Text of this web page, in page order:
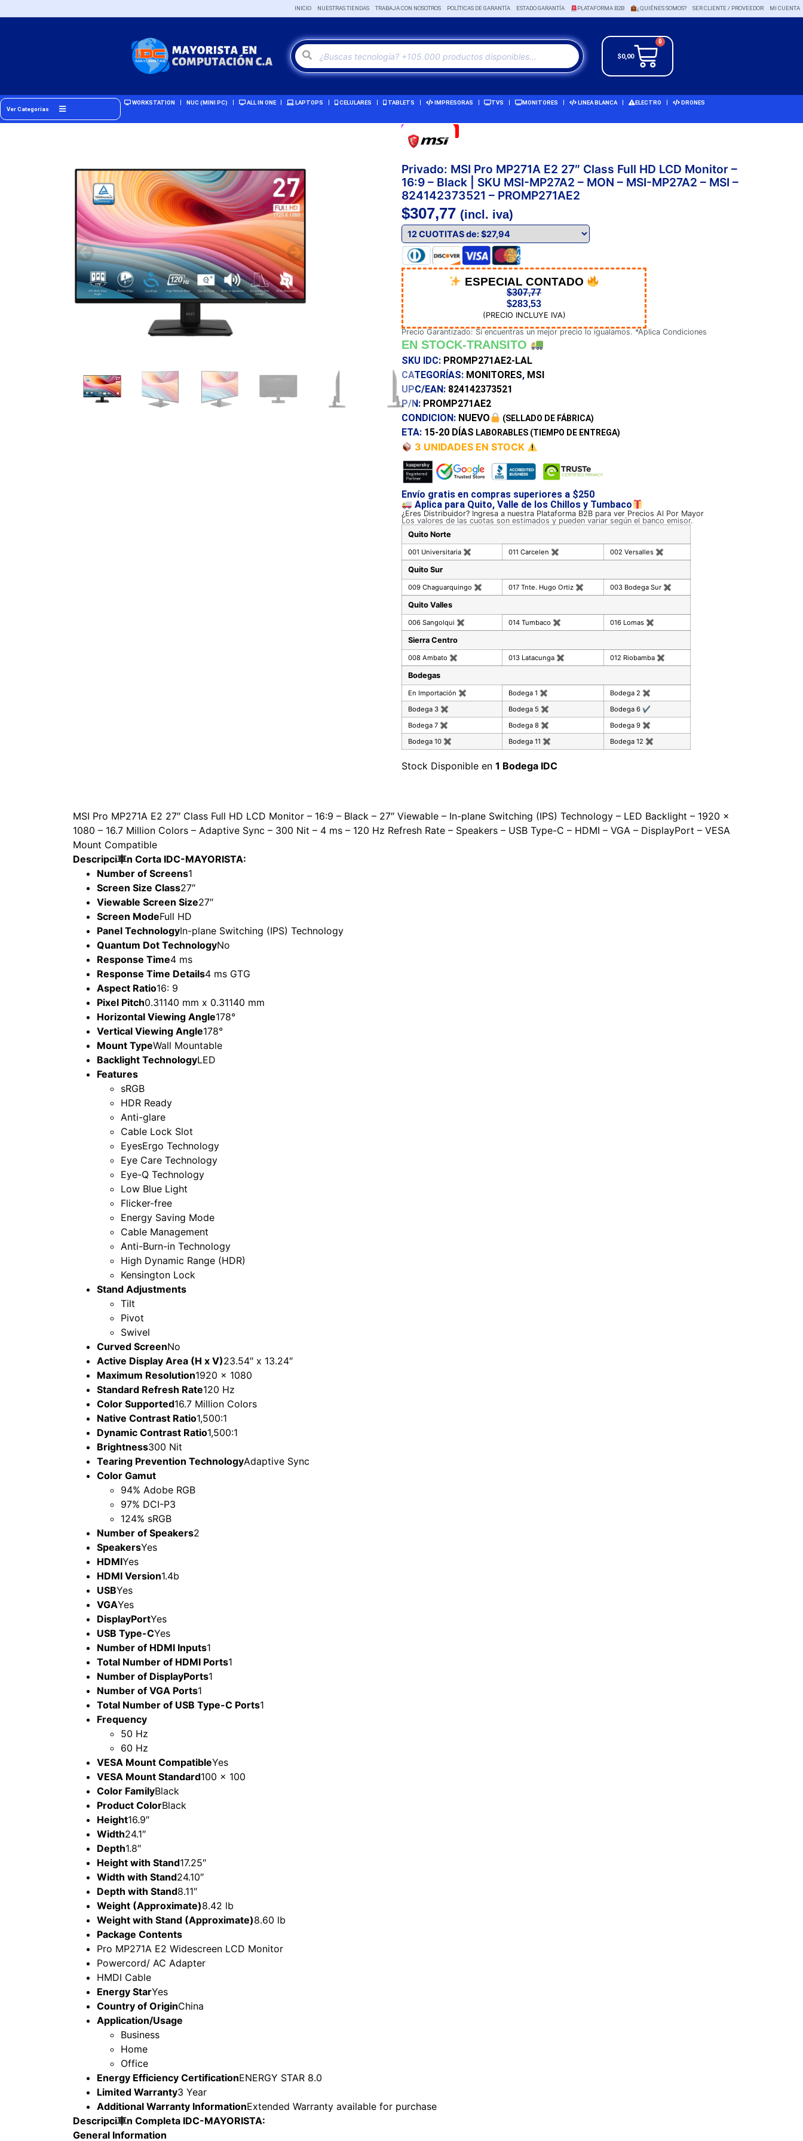
INICIO NUESTRAS TIENDAS TRABAJA CON NOSOTROS POLÍTICAS DE GARANTÍA ESTADO GARANTÍA PLATAFORMA B2B ¿QUIÉNES SOMOS? SER CLIENTE / PROVEEDOR MI CUENTA
$0,00
0
Ver Categorías
WORKSTATION NUC (MINI PC) ALL IN ONE LAPTOPS CELULARES TABLETS IMPRESORAS TVS MONITORES LINEA BLANCA ELECTRO DRONES
Privado: MSI Pro MP271A E2 27″ Class Full HD LCD Monitor –
16:9 – Black | SKU MSI-MP27A2 – MON – MSI-MP27A2 – MSI –
824142373521 – PROMP271AE2
$307,77 (incl. iva)
ESPECIAL CONTADO
$307,77
$283,53
(PRECIO INCLUYE IVA)
Precio Garantizado: Si encuentras un mejor precio lo igualamos. *Aplica Condiciones
EN STOCK-TRANSITO
SKU IDC: PROMP271AE2-LAL
CATEGORÍAS: MONITORES, MSI
UPC/EAN: 824142373521
P/N: PROMP271AE2
CONDICION: NUEVO (SELLADO DE FÁBRICA)
ETA: 15-20 DÍAS LABORABLES (TIEMPO DE ENTREGA)
3 UNIDADES EN STOCK
Envío gratis en compras superiores a $250
Aplica para Quito, Valle de los Chillos y Tumbaco
¿Eres Distribuidor? Ingresa a nuestra Plataforma B2B para ver Precios Al Por Mayor
Los valores de las cuotas son estimados y pueden variar según el banco emisor.
Quito Norte
001 Universitaria ✖ 011 Carcelen ✖ 002 Versalles ✖
Quito Sur
009 Chaguarquingo ✖ 017 Tnte. Hugo Ortiz ✖ 003 Bodega Sur ✖
Quito Valles
006 Sangolqui ✖ 014 Tumbaco ✖ 016 Lomas ✖
Sierra Centro
008 Ambato ✖ 013 Latacunga ✖ 012 Riobamba ✖
Bodegas
En Importación ✖ Bodega 1 ✖ Bodega 2 ✖
Bodega 3 ✖ Bodega 5 ✖ Bodega 6 ✔
Bodega 7 ✖ Bodega 8 ✖ Bodega 9 ✖
Bodega 10 ✖ Bodega 11 ✖ Bodega 12 ✖
Stock Disponible en 1 Bodega IDC
MSI Pro MP271A E2 27″ Class Full HD LCD Monitor – 16:9 – Black – 27″ Viewable – In-plane Switching (IPS) Technology – LED Backlight – 1920 x
1080 – 16.7 Million Colors – Adaptive Sync – 300 Nit – 4 ms – 120 Hz Refresh Rate – Speakers – USB Type-C – HDMI – VGA – DisplayPort – VESA
Mount Compatible
Descripci車n Corta IDC-MAYORISTA:
Number of Screens1
Screen Size Class27″
Viewable Screen Size27″
Screen ModeFull HD
Panel TechnologyIn-plane Switching (IPS) Technology
Quantum Dot TechnologyNo
Response Time4 ms
Response Time Details4 ms GTG
Aspect Ratio16: 9
Pixel Pitch0.31140 mm x 0.31140 mm
Horizontal Viewing Angle178°
Vertical Viewing Angle178°
Mount TypeWall Mountable
Backlight TechnologyLED
Features
sRGB
HDR Ready
Anti-glare
Cable Lock Slot
EyesErgo Technology
Eye Care Technology
Eye-Q Technology
Low Blue Light
Flicker-free
Energy Saving Mode
Cable Management
Anti-Burn-in Technology
High Dynamic Range (HDR)
Kensington Lock
Stand Adjustments
Tilt
Pivot
Swivel
Curved ScreenNo
Active Display Area (H x V)23.54″ x 13.24″
Maximum Resolution1920 x 1080
Standard Refresh Rate120 Hz
Color Supported16.7 Million Colors
Native Contrast Ratio1,500:1
Dynamic Contrast Ratio1,500:1
Brightness300 Nit
Tearing Prevention TechnologyAdaptive Sync
Color Gamut
94% Adobe RGB
97% DCI-P3
124% sRGB
Number of Speakers2
SpeakersYes
HDMIYes
HDMI Version1.4b
USBYes
VGAYes
DisplayPortYes
USB Type-CYes
Number of HDMI Inputs1
Total Number of HDMI Ports1
Number of DisplayPorts1
Number of VGA Ports1
Total Number of USB Type-C Ports1
Frequency
50 Hz
60 Hz
VESA Mount CompatibleYes
VESA Mount Standard100 x 100
Color FamilyBlack
Product ColorBlack
Height16.9″
Width24.1″
Depth1.8″
Height with Stand17.25″
Width with Stand24.10″
Depth with Stand8.11″
Weight (Approximate)8.42 lb
Weight with Stand (Approximate)8.60 lb
Package Contents
Pro MP271A E2 Widescreen LCD Monitor
Powercord/ AC Adapter
HMDI Cable
Energy StarYes
Country of OriginChina
Application/Usage
Business
Home
Office
Energy Efficiency CertificationENERGY STAR 8.0
Limited Warranty3 Year
Additional Warranty InformationExtended Warranty available for purchase
Descripci車n Completa IDC-MAYORISTA:
General Information